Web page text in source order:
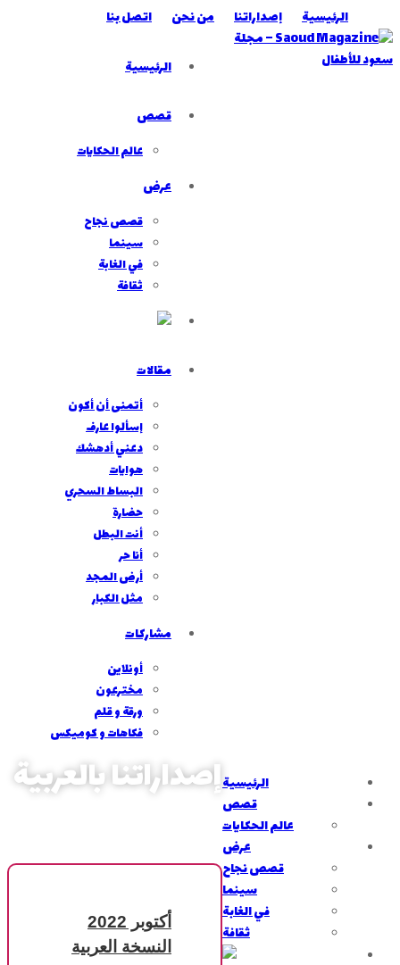
الرئيسية إصداراتنا من نحن اتصل بنا
الرئيسية
قصص
عالم الحكايات
عرض
قصص نجاح
سينما
في الغابة
ثقافة
مقالات
أتمنى أن أكون
إسألوا عارف
دعني أدهشك
هوايات
البساط السحري
حضارة
أنت البطل
أنا حر
أرض المجد
مثل الكبار
مشاركات
أونلاين
مخترعون
ورقة و قلم
فكاهات و كوميكس
الرئيسية
قصص
عالم الحكايات
عرض
قصص نجاح
سينما
في الغابة
ثقافة
إصداراتنا بالعربية
أكتوبر 2022
النسخة العربية